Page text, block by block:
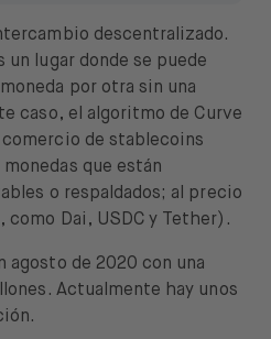
descentralizado.
un lugar donde se puede
por otra sin una
caso, el algoritmo de Curve
de stablecoins
que están
o respaldados; al precio
como Dai, USDC y Tether).
agosto de 2020 con una
Actualmente hay unos